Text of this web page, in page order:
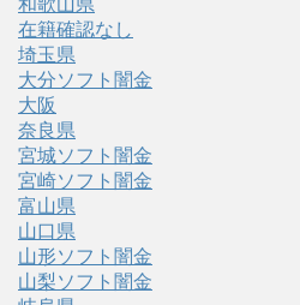
和歌山県
在籍確認なし
埼玉県
大分ソフト闇金
大阪
奈良県
宮城ソフト闇金
宮崎ソフト闇金
富山県
山口県
山形ソフト闇金
山梨ソフト闇金